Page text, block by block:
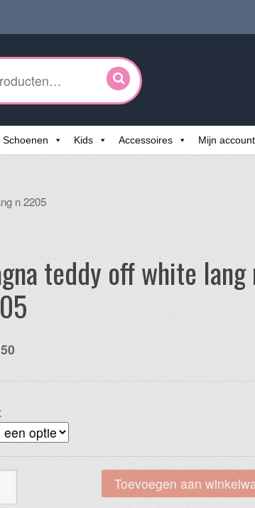
Schoenen Kids Accessoires Mijn account
n 2205
teddy off white lang
Toevoegen aan